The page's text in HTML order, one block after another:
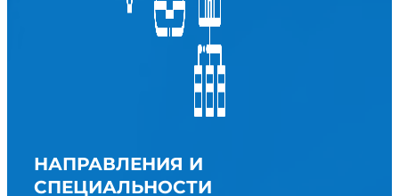
НАПРАВЛЕНИЯ И
СПЕЦИАЛЬНОСТИ